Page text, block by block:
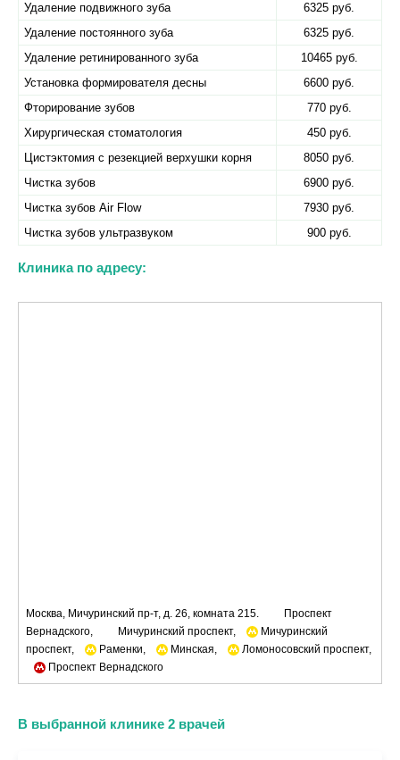
Удаление подвижного зуба
6325 руб.
Удаление постоянного зуба
6325 руб.
Удаление ретинированного зуба
10465 руб.
Установка формирователя десны
6600 руб.
Фторирование зубов
770 руб.
Хирургическая стоматология
450 руб.
Цистэктомия с резекцией верхушки корня
8050 руб.
Чистка зубов
6900 руб.
Чистка зубов Air Flow
7930 руб.
Чистка зубов ультразвуком
900 руб.
Клиника по адресу:
Москва, Мичуринский пр-т, д. 26, комната 215.
Проспект
Вернадского,
Мичуринский проспект,
Мичуринский
проспект,
Раменки, Минская,
Ломоносовский проспект,
Проспект Вернадского
В выбранной клинике 2 врачей